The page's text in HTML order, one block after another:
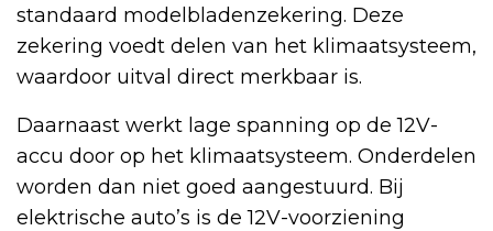
standaard modelbladenzekering. Deze
zekering voedt delen van het klimaatsysteem,
waardoor uitval direct merkbaar is.
Daarnaast werkt lage spanning op de 12V-
accu door op het klimaatsysteem. Onderdelen
worden dan niet goed aangestuurd. Bij
elektrische auto’s is de 12V-voorziening